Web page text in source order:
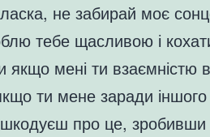
не забирай моє
тебе щасливою і
якщо мені ти взаємністю
ти мене заради
про це, зробивши